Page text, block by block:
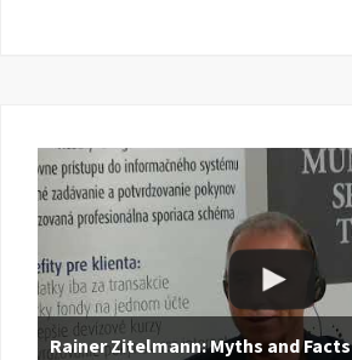
Rainer Zitelmann: Myths and